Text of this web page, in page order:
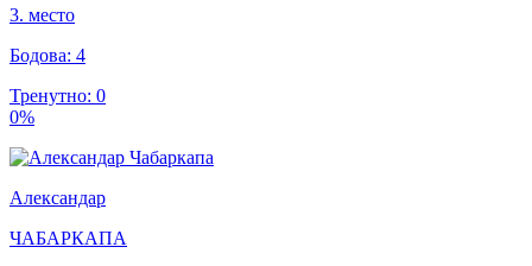
3. место
Бодова: 4
Тренутно: 0
0%
Александар
ЧАБАРКАПА